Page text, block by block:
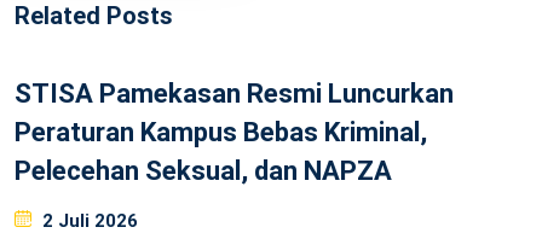
Related Posts
STISA Pamekasan Resmi Luncurkan
Peraturan Kampus Bebas Kriminal,
Pelecehan Seksual, dan NAPZA
Posted
2 Juli 2026